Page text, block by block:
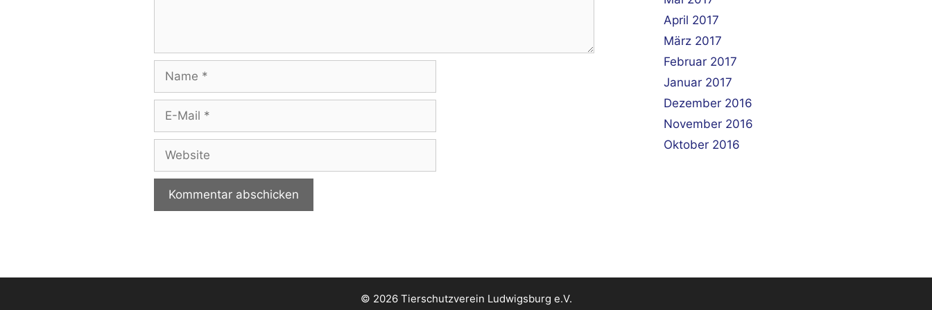
Name
Website
April 2017
März 2017
Februar 2017
Januar 2017
Dezember 2016
November 2016
Oktober 2016
© 2026 Tierschutzverein Ludwigsburg e.V.